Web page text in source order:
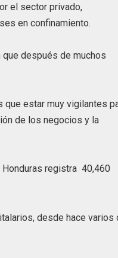
el sector privado,
en confinamiento.
después de muchos
que estar muy vigilantes
de los negocios y la
registra 40,460
desde hace varios